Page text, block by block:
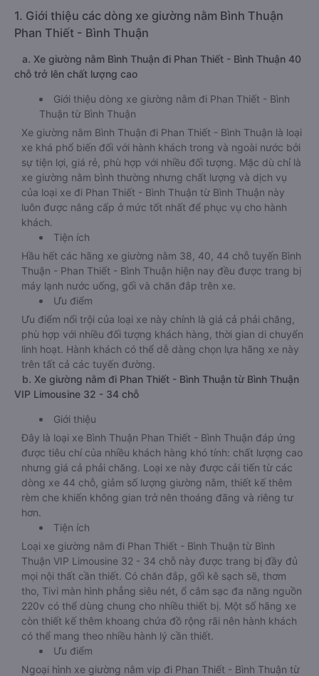
1. Giới thiệu các dòng xe giường nằm Bình Thuận
Phan Thiết - Bình Thuận
a. Xe giường nằm Bình Thuận đi Phan Thiết - Bình Thuận 40
chỗ trở lên chất lượng cao
Giới thiệu dòng xe giường nằm đi Phan Thiết - Bình
Thuận từ Bình Thuận
Xe giường nằm Bình Thuận đi Phan Thiết - Bình Thuận là loại
xe khá phổ biến đối với hành khách trong và ngoài nước bởi
sự tiện lợi, giá rẻ, phù hợp với nhiều đối tượng. Mặc dù chỉ là
xe giường nằm bình thường nhưng chất lượng và dịch vụ
của loại xe đi Phan Thiết - Bình Thuận từ Bình Thuận này
luôn được nâng cấp ở mức tốt nhất để phục vụ cho hành
khách.
Tiện ích
Hầu hết các hãng xe giường nằm 38, 40, 44 chỗ tuyến Bình
Thuận - Phan Thiết - Bình Thuận hiện nay đều được trang bị
máy lạnh nước uống, gối và chăn đắp trên xe.
Ưu điểm
Ưu điểm nổi trội của loại xe này chính là giá cả phải chăng,
phù hợp với nhiều đối tượng khách hàng, thời gian di chuyển
linh hoạt. Hành khách có thể dễ dàng chọn lựa hãng xe này
trên tất cả các tuyến đường.
b. Xe giường nằm đi Phan Thiết - Bình Thuận từ Bình Thuận
VIP Limousine 32 - 34 chỗ
Giới thiệu
Đây là loại xe Bình Thuận Phan Thiết - Bình Thuận đáp ứng
được tiêu chí của nhiều khách hàng khó tính: chất lượng cao
nhưng giá cả phải chăng. Loại xe này được cải tiến từ các
dòng xe 44 chỗ, giảm số lượng giường nằm, thiết kế thêm
rèm che khiến không gian trở nên thoáng đãng và riêng tư
hơn.
Tiện ích
Loại xe giường nằm đi Phan Thiết - Bình Thuận từ Bình
Thuận VIP Limousine 32 - 34 chỗ này được trang bị đầy đủ
mọi nội thất cần thiết. Có chăn đắp, gối kê sạch sẽ, thơm
tho, Tivi màn hình phẳng siêu nét, ổ cắm sạc đa năng nguồn
220v có thể dùng chung cho nhiều thiết bị. Một số hãng xe
còn thiết kế thêm khoang chứa đồ rộng rãi nên hành khách
có thể mang theo nhiều hành lý cần thiết.
Ưu điểm
Ngoại hình xe giường nằm vip đi Phan Thiết - Bình Thuận từ